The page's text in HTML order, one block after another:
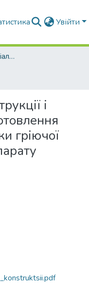
Увійти
Конференції та матеріали конференцій
і
гріючої